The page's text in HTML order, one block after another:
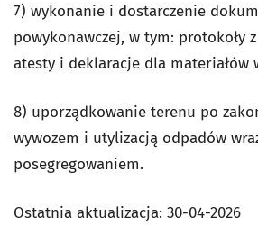
7) wykonanie i dostarczenie
powykonawczej, w tym: protokoły
atesty i deklaracje dla materiałów
8) uporządkowanie terenu po
wywozem i utylizacją odpadów
posegregowaniem.
Ostatnia aktualizacja: 30-04-2026